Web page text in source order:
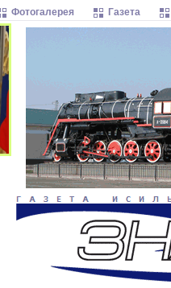
Фотогалерея Газета